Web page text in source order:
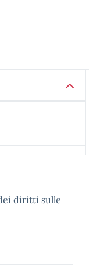
diritti sulle